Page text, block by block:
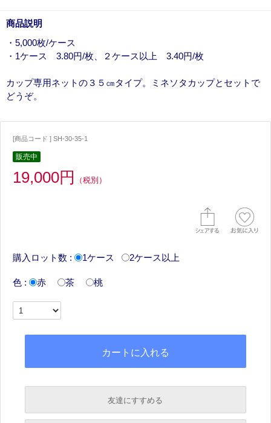
商品説明
・5,000枚/ケース
・1ケース 3.80円/枚、２ケース以上 3.40円/枚
カップ専用ネットの３５㎝タイプ。ミネソタカップとセットで
どうぞ。
[商品コード ] SH-30-35-1
販売中
19,000円 （税別）
購入ロット数 : 1ケース 2ケース以上
色 : 赤 茶 桃
友達にすすめる
必須